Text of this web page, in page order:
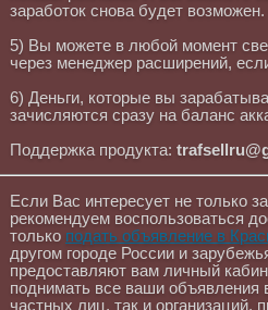
заработок снова будет возможен.
5) Вы можете в любой момент
через менеджер расширений,
6) Деньги, которые вы
зачисляются сразу на баланс
Поддержка продукта:
Если Вас интересует не только
рекомендуем воспользоваться
только подать объявление в
другом городе России и
предоставляют вам личный
поднимать все ваши объявления
частных лиц, так и организаций,